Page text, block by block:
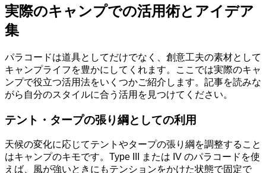
実際のキャンプでの活用術とアイデア
集
パラコードは道具としてだけでなく、創意工夫の素材として
キャンプライフを豊かにしてくれます。ここでは実際のキャ
ンプで役立つ活用法をいくつかご紹介します。記事を読みな
がら自分のスタイルに合う活用を見つけてください。
テント・タープの張り綱としての利用
天候の変化に応じてテントやタープの張り綱を調整すること
はキャンプのキモです。Type III または IV のパラコードを使
えば、風が強いときにもテンションをかけた状態で固定で